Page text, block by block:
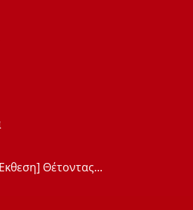
Θέτοντας...